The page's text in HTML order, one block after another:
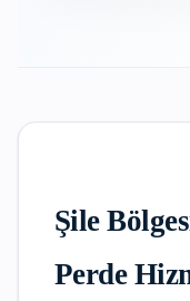
Şile
Perde